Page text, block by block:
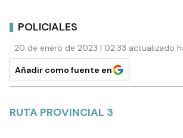
POLICIALES
20 de enero de 2023 | 02:33 actualizado
Añadir como fuente en
RUTA PROVINCIAL 3